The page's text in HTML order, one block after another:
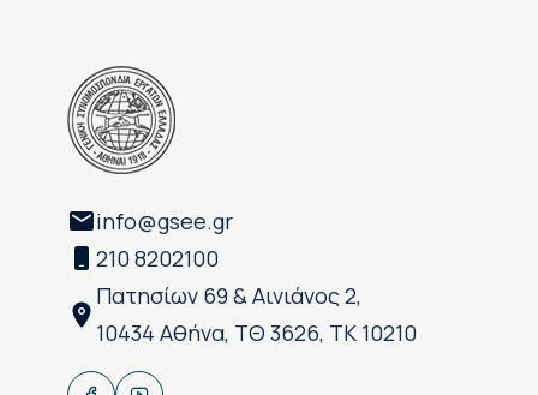
info@gsee.gr
210 8202100
Πατησίων 69 & Αινιάνος 2,
10434 Αθήνα, ΤΘ 3626, ΤΚ 10210